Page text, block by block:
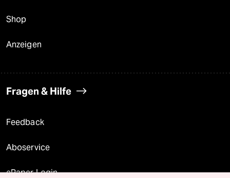
Shop
Anzeigen
Fragen & Hilfe
Feedback
Aboservice
ePaper Login